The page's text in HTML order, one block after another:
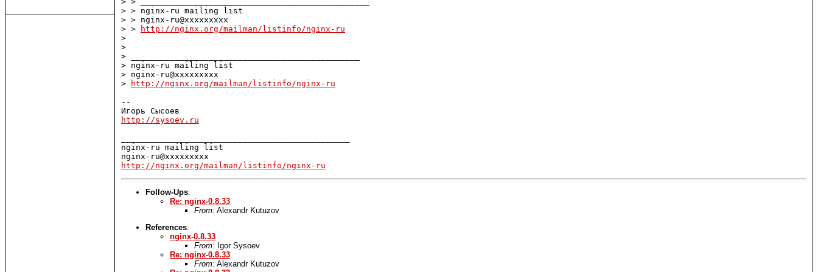
> > nginx-ru mailing list
> > nginx-ru@xxxxxxxxx
> >
http://nginx.org/mailman/listinfo/nginx-ru
>
>
> _______________________________________________
> nginx-ru mailing list
> nginx-ru@xxxxxxxxx
>
http://nginx.org/mailman/listinfo/nginx-ru
--
http://sysoev.ru
nginx-ru mailing list
http://nginx.org/mailman/listinfo/nginx-ru
Follow-Ups:
Re: nginx-0.8.33
From: Alexandr Kutuzov
References:
nginx-0.8.33
From: Igor Sysoev
Re: nginx-0.8.33
From: Alexandr Kutuzov